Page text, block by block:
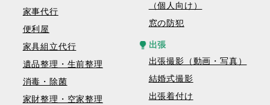
家事代行
便利屋
家具組立代行
遺品整理・生前整理
消毒・除菌
家財整理・空家整理
（個人向け）
窓の防犯
出張
出張撮影（動画・写真）
結婚式撮影
出張着付け